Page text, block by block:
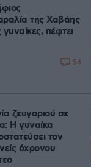
της Χαβάης
πέφτει
54
ζευγαριού σε
Η γυναίκα
τον
6χρονου